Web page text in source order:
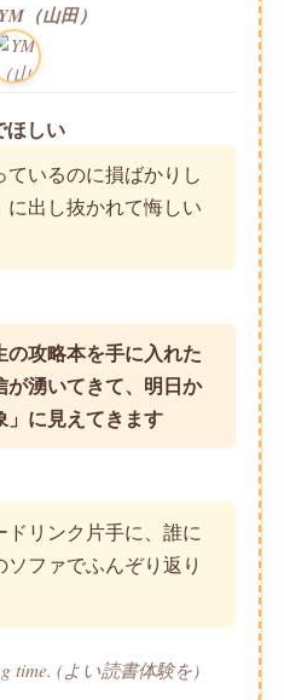
YM（山田）
ほしい
いるのに損ばかりし
に出し抜かれて悔しい
の攻略本を手に入れた
が湧いてきて、明日か
」に見えてきます
リンク片手に、誰に
ファでふんぞり返り
time. (よい読書体験を)